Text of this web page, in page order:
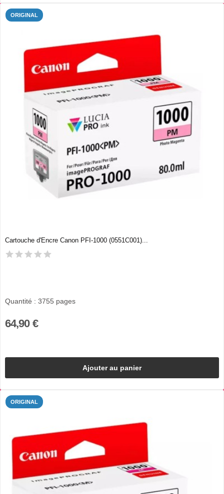
ORIGINAL
Cartouche d'Encre Canon PFI-1000 (0551C001)...
Quantité : 3755 pages
64,90 €
Ajouter au panier
ORIGINAL